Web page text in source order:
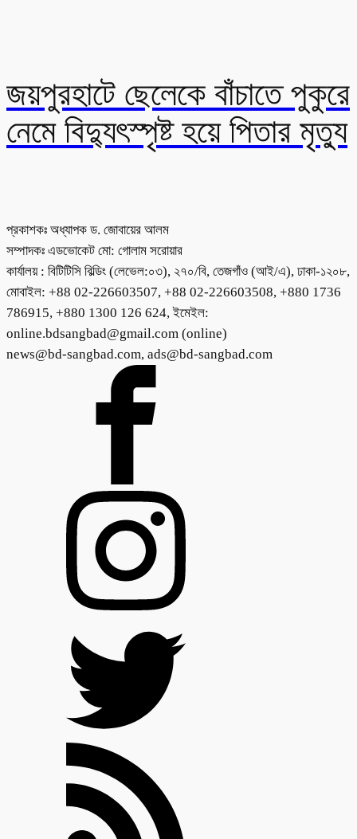
জয়পুরহাটে ছেলেকে বাঁচাতে পুকুরে
নেমে বিদ্যুৎস্পৃষ্ট হয়ে পিতার মৃত্যু
প্রকাশকঃ অধ্যাপক ড. জোবায়ের আলম
সম্পাদকঃ এডভোকেট মো: গোলাম সরোয়ার
কার্যালয় : বিটিটিসি বিল্ডিং (লেভেল:০৩), ২৭০/বি, তেজগাঁও (আই/এ), ঢাকা-১২০৮,
মোবাইল: +88 02-226603507, +88 02-226603508, +880 1736
786915, +880 1300 126 624, ইমেইল:
online.bdsangbad@gmail.com (online)
news@bd-sangbad.com, ads@bd-sangbad.com